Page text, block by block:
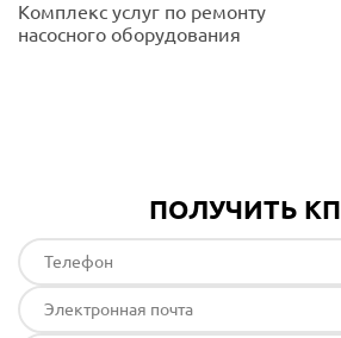
Комплекс услуг по ремонту
насосного оборудования
ПОЛУЧИТЬ КП